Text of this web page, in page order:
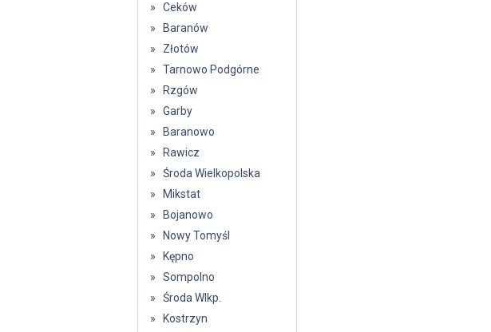
» Ceków
» Baranów
» Złotów
» Tarnowo Podgórne
» Rzgów
» Garby
» Baranowo
» Rawicz
» Środa Wielkopolska
» Mikstat
» Bojanowo
» Nowy Tomyśl
» Kępno
» Sompolno
» Środa Wlkp.
» Kostrzyn